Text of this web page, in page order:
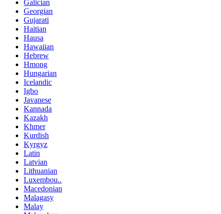
Galician
Georgian
Gujarati
Haitian
Hausa
Hawaiian
Hebrew
Hmong
Hungarian
Icelandic
Igbo
Javanese
Kannada
Kazakh
Khmer
Kurdish
Kyrgyz
Latin
Latvian
Lithuanian
Luxembou..
Macedonian
Malagasy
Malay